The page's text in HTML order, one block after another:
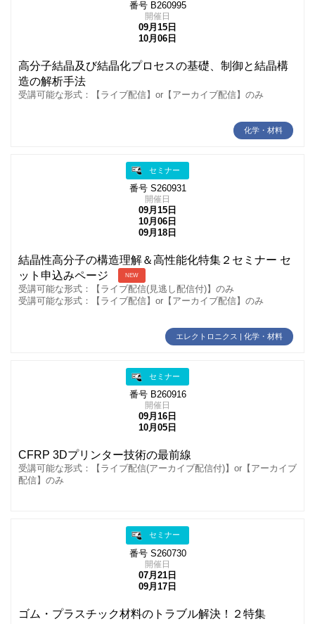
番号 B260995
開催日
09月15日
10月06日
高分子結晶及び結晶化プロセスの基礎、制御と結晶構
造の解析手法
受講可能な形式：【ライブ配信】or【アーカイブ配信】のみ
化学・材料
セミナー
番号 S260931
開催日
09月15日
10月06日
09月18日
結晶性高分子の構造理解＆高性能化特集２セミナー セ
ット申込みページ
NEW
受講可能な形式：【ライブ配信(見逃し配信付)】のみ
受講可能な形式：【ライブ配信】or【アーカイブ配信】のみ
エレクトロニクス | 化学・材料
セミナー
番号 B260916
開催日
09月16日
10月05日
CFRP 3Dプリンター技術の最前線
受講可能な形式：【ライブ配信(アーカイブ配信付)】or【アーカイブ
配信】のみ
セミナー
番号 S260730
開催日
07月21日
09月17日
ゴム・プラスチック材料のトラブル解決！２特集